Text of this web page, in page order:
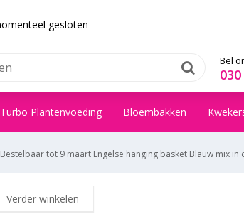
Bestelbaar tot 9 maart Engelse hanging basket Blauw mix
gesloten
Bel
Turbo Plantenvoeding Bloembakken
Verder winkelen